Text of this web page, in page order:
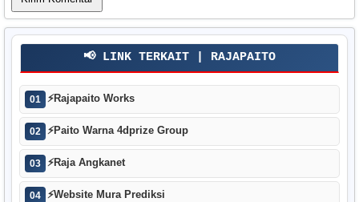
📢 LINK TERKAIT | RAJAPAITO
01 ⚡Rajapaito Works
02 ⚡Paito Warna 4dprize Group
03 ⚡Raja Angkanet
04 ⚡Website Mura Prediksi